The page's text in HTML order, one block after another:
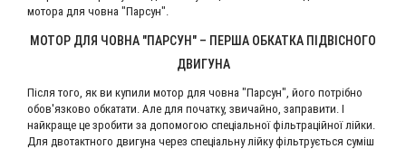
мотора для човна "Парсун".
МОТОР ДЛЯ ЧОВНА "ПАРСУН" – ПЕРША ОБКАТКА ПІДВІСНОГО
ДВИГУНА
Після того, як ви купили мотор для човна "Парсун", його потрібно
обов'язково обкатати. Але для початку, звичайно, заправити. І
найкраще це зробити за допомогою спеціальної фільтраційної лійки.
Для двотактного двигуна через спеціальну лійку фільтрується суміш